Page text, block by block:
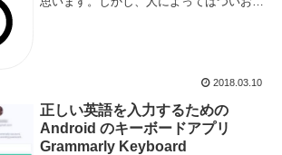
2018.03.10
正しい英語を入力するための
Android のキーボードアプリ
Grammarly Keyboard